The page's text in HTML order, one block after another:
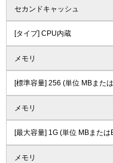
セカンドキャッシュ
[タイプ] CPU内蔵
メモリ
[標準容量] 256 (単位 MBまた
メモリ
[最大容量] 1G (単位 MBまたは
メモリ